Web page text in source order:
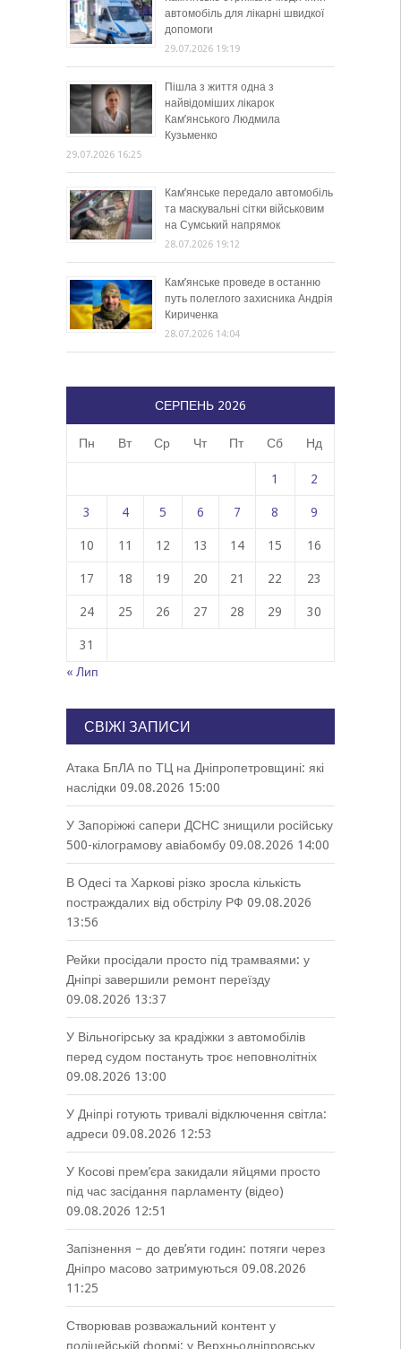
автомобіль для лікарні швидкої
допомоги
29.07.2026 19:19
Пішла з життя одна з
найвідоміших лікарок
Кам’янського Людмила
Кузьменко
29.07.2026 16:25
Кам’янське передало автомобіль
та маскувальні сітки військовим
на Сумський напрямок
28.07.2026 19:12
Кам’янське проведе в останню
путь полеглого захисника Андрія
Кириченка
28.07.2026 14:04
СЕРПЕНЬ 2026
Пн Вт Ср Чт Пт Сб Нд
1 2
3 4 5 6 7 8 9
10 11 12 13 14 15 16
17 18 19 20 21 22 23
24 25 26 27 28 29 30
31
« Лип
СВІЖІ ЗАПИСИ
Атака БпЛА по ТЦ на Дніпропетровщині: які
наслідки 09.08.2026 15:00
У Запоріжжі сапери ДСНС знищили російську
500-кілограмову авіабомбу 09.08.2026 14:00
В Одесі та Харкові різко зросла кількість
постраждалих від обстрілу РФ 09.08.2026
13:56
Рейки просідали просто під трамваями: у
Дніпрі завершили ремонт переїзду
09.08.2026 13:37
У Вільногірську за крадіжки з автомобілів
перед судом постануть троє неповнолітніх
09.08.2026 13:00
У Дніпрі готують тривалі відключення світла:
адреси 09.08.2026 12:53
У Косові прем’єра закидали яйцями просто
під час засідання парламенту (відео)
09.08.2026 12:51
Запізнення – до дев’яти годин: потяги через
Дніпро масово затримуються 09.08.2026
11:25
Створював розважальний контент у
поліцейській формі: у Верхньодніпровську